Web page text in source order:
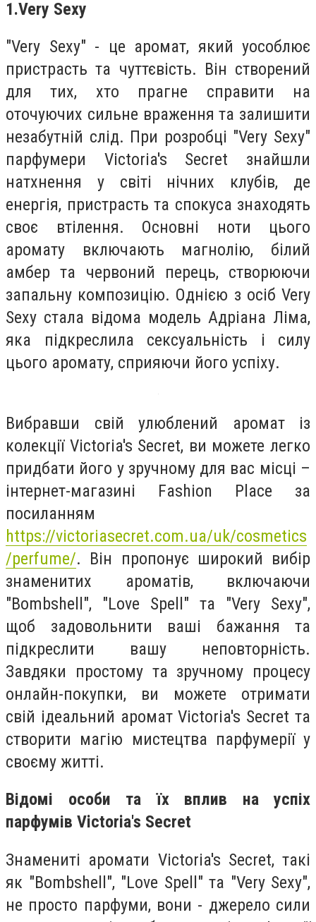
1.Very Sexy
"Very Sexy" - це аромат, який уособлює
пристрасть та чуттєвість. Він створений
для тих, хто прагне справити на
оточуючих сильне враження та залишити
незабутній слід. При розробці "Very Sexy"
парфумери Victoria's Secret знайшли
натхнення у світі нічних клубів, де
енергія, пристрасть та спокуса знаходять
своє втілення. Основні ноти цього
аромату включають магнолію, білий
амбер та червоний перець, створюючи
запальну композицію. Однією з осіб Very
Sexy стала відома модель Адріана Ліма,
яка підкреслила сексуальність і силу
цього аромату, сприяючи його успіху.
Вибравши свій улюблений аромат із
колекції Victoria's Secret, ви можете легко
придбати його у зручному для вас місці –
інтернет-магазині Fashion Place за
посиланням
https://victoriasecret.com.ua/uk/cosmetics
/perfume/. Він пропонує широкий вибір
знаменитих ароматів, включаючи
"Bombshell", "Love Spell" та "Very Sexy",
щоб задовольнити ваші бажання та
підкреслити вашу неповторність.
Завдяки простому та зручному процесу
онлайн-покупки, ви можете отримати
свій ідеальний аромат Victoria's Secret та
створити магію мистецтва парфумерії у
своєму житті.
Відомі особи та їх вплив на успіх
парфумів Victoria's Secret
Знамениті аромати Victoria's Secret, такі
як "Bombshell", "Love Spell" та "Very Sexy",
не просто парфуми, вони - джерело сили